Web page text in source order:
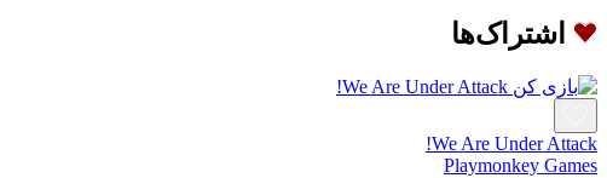
اشتراک‌ها
We Are Under Attack!
Playmonkey Games